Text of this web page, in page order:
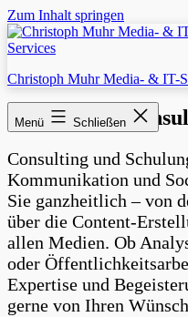
Zum Inhalt springen
Christoph Muhr Media- & IT-
Menü Schließen
Beratung &
Consulting und
Kommunikation und
Sie ganzheitlich – von
über die Content-
allen Medien. Ob
oder
Expertise und
gerne von Ihren